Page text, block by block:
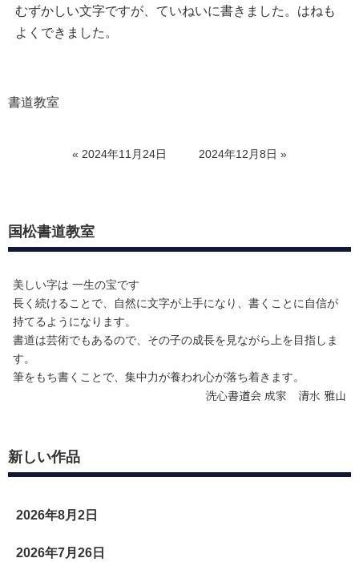
むずかしい文字ですが、ていねいに書きました。はねも
よくできました。
書道教室
« 2024年11月24日 2024年12月8日 »
国松書道教室
美しい字は 一生の宝です
長く続けることで、自然に文字が上手になり、書くことに自信が
持てるようになります。
書道は芸術でもあるので、その子の成長を見ながら上を目指しま
す。
筆をもち書くことで、集中力が養われ心が落ち着きます。
洗心書道会 成家 清水 雅山
新しい作品
2026年8月2日
2026年7月26日